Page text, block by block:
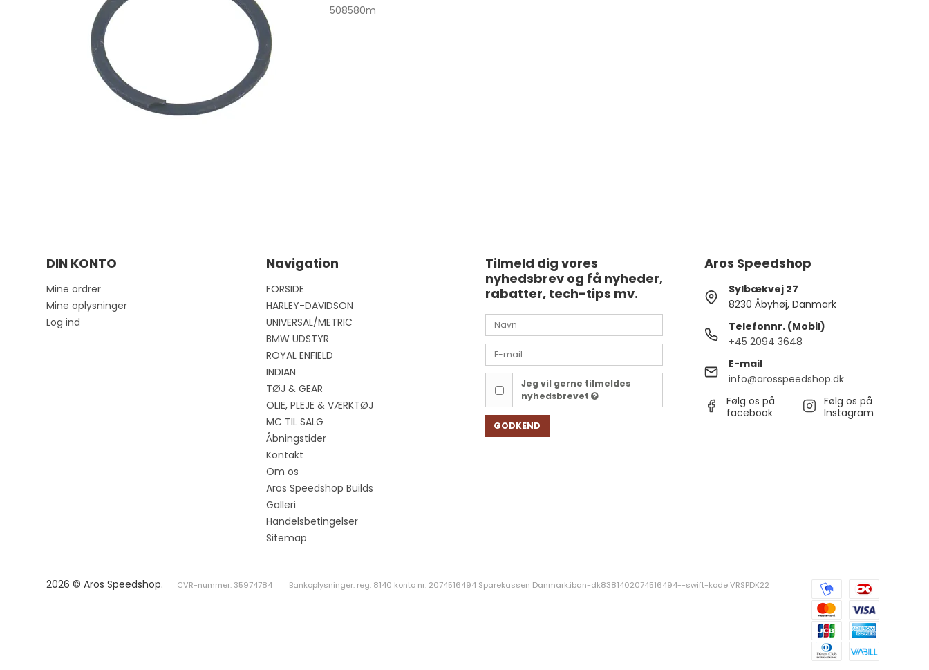
508580m
DIN KONTO
Mine ordrer
Mine oplysninger
Log ind
Navigation
FORSIDE
HARLEY-DAVIDSON
UNIVERSAL/METRIC
BMW UDSTYR
ROYAL ENFIELD
INDIAN
TØJ & GEAR
OLIE, PLEJE & VÆRKTØJ
MC TIL SALG
Åbningstider
Kontakt
Om os
Aros Speedshop Builds
Galleri
Handelsbetingelser
Sitemap
Tilmeld dig vores
nyhedsbrev og få nyheder,
rabatter, tech-tips mv.
Jeg vil gerne tilmeldes
nyhedsbrevet
GODKEND
Aros Speedshop
Sylbækvej 27
8230 Åbyhøj, Danmark
Telefonnr. (Mobil)
+45 2094 3648
E-mail
info@arosspeedshop.dk
Følg os på
facebook
Følg os på
Instagram
2026 © Aros Speedshop. CVR-nummer: 35974784 Bankoplysninger: reg. 8140 konto nr. 2074516494 Sparekassen Danmark.iban-dk8381402074516494--swift-kode VRSPDK22